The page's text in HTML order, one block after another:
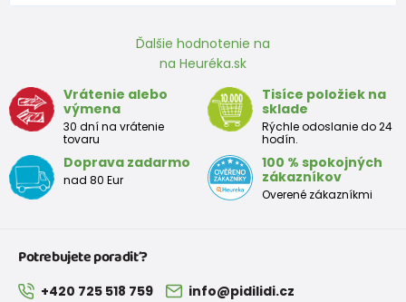
Ďalšie hodnotenie na
na Heuréka.sk
Vrátenie alebo
výmena
30 dní na vrátenie
tovaru
Tisíce položiek na
sklade
Rýchle odoslanie do 24
hodín.
Doprava zadarmo
nad 80 Eur
100 % spokojných
zákazníkov
Overené zákazníkmi
Potrebujete poradiť?
+420 725 518 759 info@pidilidi.cz